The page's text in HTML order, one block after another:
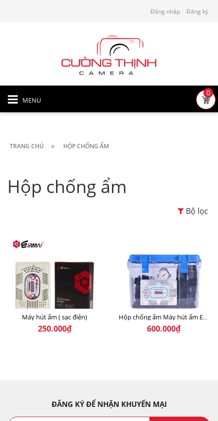
Đăng nhập Đăng ký
MENU
0
TRANG CHỦ HỘP CHỐNG ẨM
Hộp chống ẩm
Bộ lọc
Máy hút ẩm ( sạc điện)
250.000₫
Hộp chống ẩm Máy hút ẩm EIRMA (combo kèm máy hút ẩm)
600.000₫
ĐĂNG KÝ ĐỂ NHẬN KHUYẾN MẠI